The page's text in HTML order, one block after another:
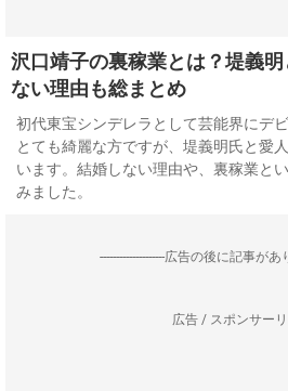
沢口靖子の裏稼業とは？堤義
ない理由も総まとめ
初代東宝シンデレラとして芸能界にデ
とても綺麗な方ですが、堤義明氏と愛
います。結婚しない理由や、裏稼業と
みました。
--------------------広告の後に記事があ
広告 / スポンサー